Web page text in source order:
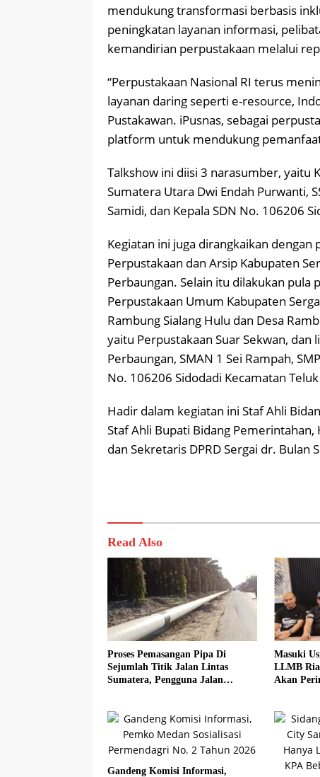
mendukung transformasi berbasis
peningkatan layanan informasi,
kemandirian perpustakaan melalui
“Perpustakaan Nasional RI terus
layanan daring seperti e-resource,
Pustakawan. iPusnas, sebagai
platform untuk mendukung
Talkshow ini diisi 3 narasumber, yaitu
Sumatera Utara Dwi Endah Purwanti,
Samidi, dan Kepala SDN No. 106206
Kegiatan ini juga dirangkaikan
Perpustakaan dan Arsip Kabupaten
Perbaungan. Selain itu dilakukan
Perpustakaan Umum Kabupaten
Rambung Sialang Hulu dan Desa
yaitu Perpustakaan Suar Sekwan, dan
Perbaungan, SMAN 1 Sei Rampah,
No. 106206 Sidodadi Kecamatan
Hadir dalam kegiatan ini Staf Ahli
Staf Ahli Bupati Bidang
dan Sekretaris DPRD Sergai dr. Bulan
Read Also
Proses Pemasangan Pipa Di
Sejumlah Titik Jalan Lintas
Sumatera, Pengguna Jalan
Masuki
LLMB
Akan
Gandeng Komisi Informasi,